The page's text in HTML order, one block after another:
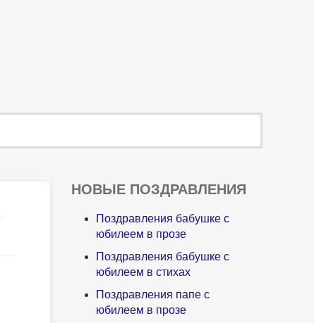
НОВЫЕ ПОЗДРАВЛЕНИЯ
Поздравления бабушке с
юбилеем в прозе
Поздравления бабушке с
юбилеем в стихах
Поздравления папе с
юбилеем в прозе